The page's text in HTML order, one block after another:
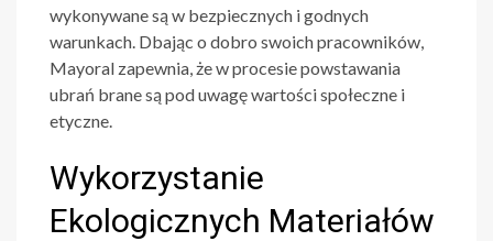
wykonywane są w bezpiecznych i godnych
warunkach. Dbając o dobro swoich pracowników,
Mayoral zapewnia, że w procesie powstawania
ubrań brane są pod uwagę wartości społeczne i
etyczne.
Wykorzystanie
Ekologicznych Materiałów